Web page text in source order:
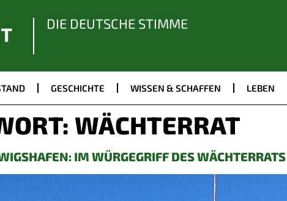
DIE DEUTSCHE STIMME
GESCHICHTE WISSEN & SCHAFFEN LEBEN
WÄCHTERRAT
IM WÜRGEGRIFF DES WÄCHTERRATS